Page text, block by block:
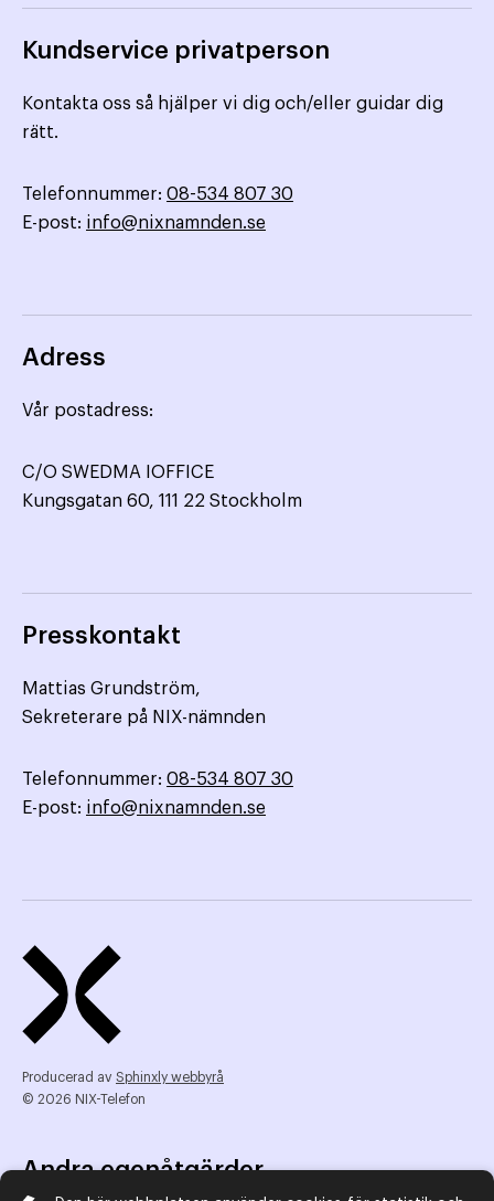
Kundservice privatperson
Kontakta oss så hjälper vi dig och/eller guidar dig
rätt.
Telefonnummer: 08-534 807 30
E-post: info@nixnamnden.se
Adress
Vår postadress:
C/O SWEDMA IOFFICE
Kungsgatan 60, 111 22 Stockholm
Presskontakt
Mattias Grundström,
Sekreterare på NIX-nämnden
Telefonnummer: 08-534 807 30
E-post: info@nixnamnden.se
Producerad av Sphinxly webbyrå
© 2026 NIX-Telefon
Andra egenåtgärder